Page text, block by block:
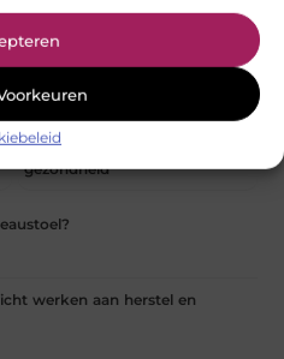
Fysio Bleiswijk: De juiste zorg
gezondheid
werken aan herstel en